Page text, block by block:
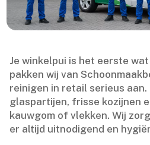
Je winkelpui is het eerste
pakken wij van
reinigen in retail serieus aan.​
glaspartijen, frisse kozijnen
kauwgom of vlekken.​ Wij
er altijd uitnodigend en